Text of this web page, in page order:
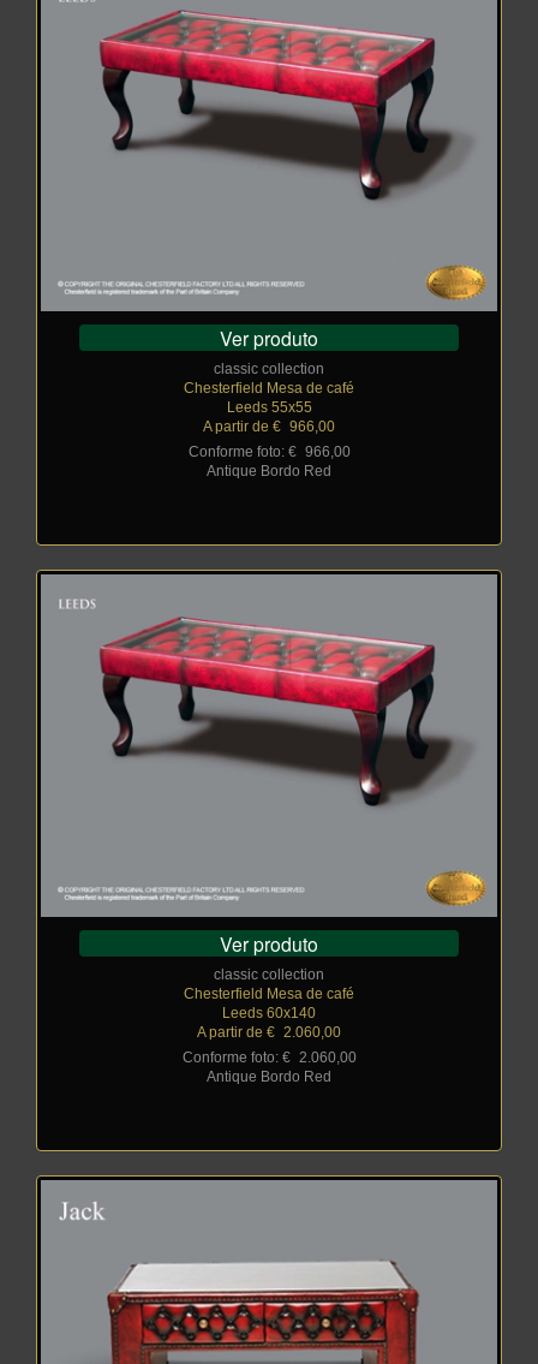
Ver produto
classic collection
Chesterfield Mesa de café
Leeds 55x55
A partir de € 966,00
Conforme foto: €_ 966,00
Antique Bordo Red
Ver produto
classic collection
Chesterfield Mesa de café
Leeds 60x140
A partir de € 2.060,00
Conforme foto: €_
2.060,00
Antique Bordo Red